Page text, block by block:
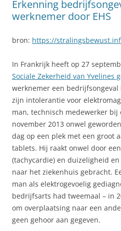
Erkenning
werknemer door EHS
bron: https://
In Frankrijk heeft op 27
Sociale Zekerheid van Yvelines
werknemer een bedrijfsongeval
zijn intolerantie voor
man, technisch medewerker bij
november 2013 onwel
dag op een plek met een groot
tablets. Hij raakt onwel door
(tachycardie) en duizeligheid
naar het ziekenhuis gebracht.
man als elektrogevoelig
bedrijfsarts had tweemaal – in
om overplaatsing naar een
geen gehoor aan gegeven.